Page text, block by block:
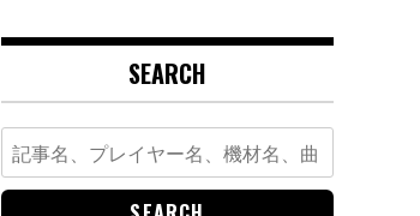
SEARCH
Search
for: